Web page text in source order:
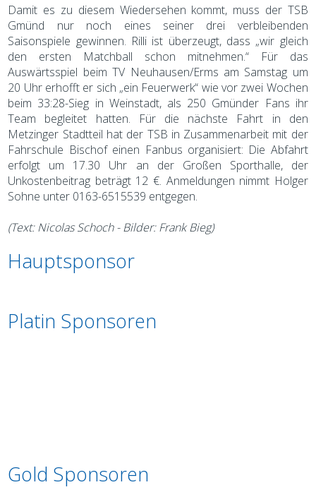
Damit es zu diesem Wiedersehen kommt, muss der TSB
Gmünd nur noch eines seiner drei verbleibenden
Saisonspiele gewinnen. Rilli ist überzeugt, dass „wir gleich
den ersten Matchball schon mitnehmen.“ Für das
Auswärtsspiel beim TV Neuhausen/Erms am Samstag um
20 Uhr erhofft er sich „ein Feuerwerk“ wie vor zwei Wochen
beim 33:28-Sieg in Weinstadt, als 250 Gmünder Fans ihr
Team begleitet hatten. Für die nächste Fahrt in den
Metzinger Stadtteil hat der TSB in Zusammenarbeit mit der
Fahrschule Bischof einen Fanbus organisiert: Die Abfahrt
erfolgt um 17.30 Uhr an der Großen Sporthalle, der
Unkostenbeitrag beträgt 12 €. Anmeldungen nimmt Holger
Sohne unter 0163-6515539 entgegen.
(Text: Nicolas Schoch - Bilder: Frank Bieg)
Hauptsponsor
Platin Sponsoren
Gold Sponsoren